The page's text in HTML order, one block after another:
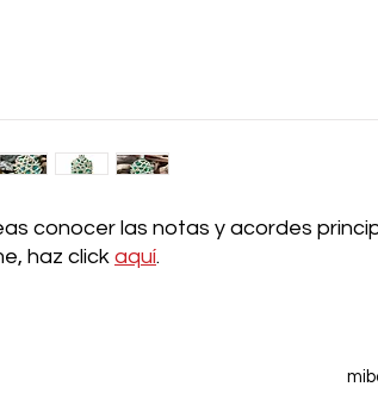
conocer las notas y acordes
haz click aquí.